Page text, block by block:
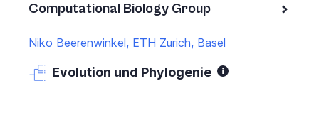
Computational Biology Group
Niko Beerenwinkel, ETH Zurich, Basel
Evolution und Phylogenie